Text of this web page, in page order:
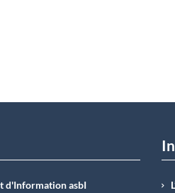
d'Information asbI